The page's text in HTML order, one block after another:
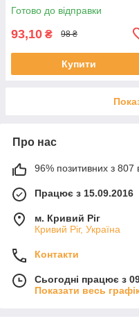
Готово до відправки
93,10 ₴ 98 ₴
Купити
Про нас
96% позитивних з 807
Працює з 15.09.2016
м. Кривий Ріг
Кривий Ріг, Україна
Контакти
Сьогодні працює з
Показати весь